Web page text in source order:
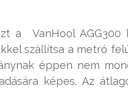
a VanHool AGG300
szállítsa a metró
éppen nem
képes. Az